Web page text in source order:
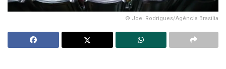
© Joel Rodrigues/Agência Brasília